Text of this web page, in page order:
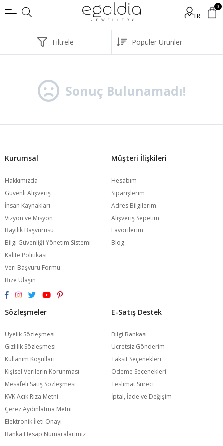
TR
0
Filtrele
Sonuç Bulunamadı!
Kurumsal
Hakkımızda
Güvenli Alışveriş
İnsan Kaynakları
Vizyon ve Misyon
Bayilik Başvurusu
Bilgi Güvenliği Yönetim Sistemi
Kalite Politikası
Veri Başvuru Formu
Bize Ulaşın
Müşteri İlişkileri
Hesabım
Siparişlerim
Adres Bilgilerim
Alışveriş Sepetim
Favorilerim
Blog
Sözleşmeler
Üyelik Sözleşmesi
Gizlilik Sözleşmesi
Kullanım Koşulları
Kişisel Verilerin Korunması
Mesafeli Satış Sözleşmesi
KVK Açık Rıza Metni
Çerez Aydınlatma Metni
Elektronik İleti Onayı
Banka Hesap Numaralarımız
E-Satış Destek
Bilgi Bankası
Ücretsiz Gönderim
Taksit Seçenekleri
Ödeme Seçenekleri
Teslimat Süreci
İptal, İade ve Değişim